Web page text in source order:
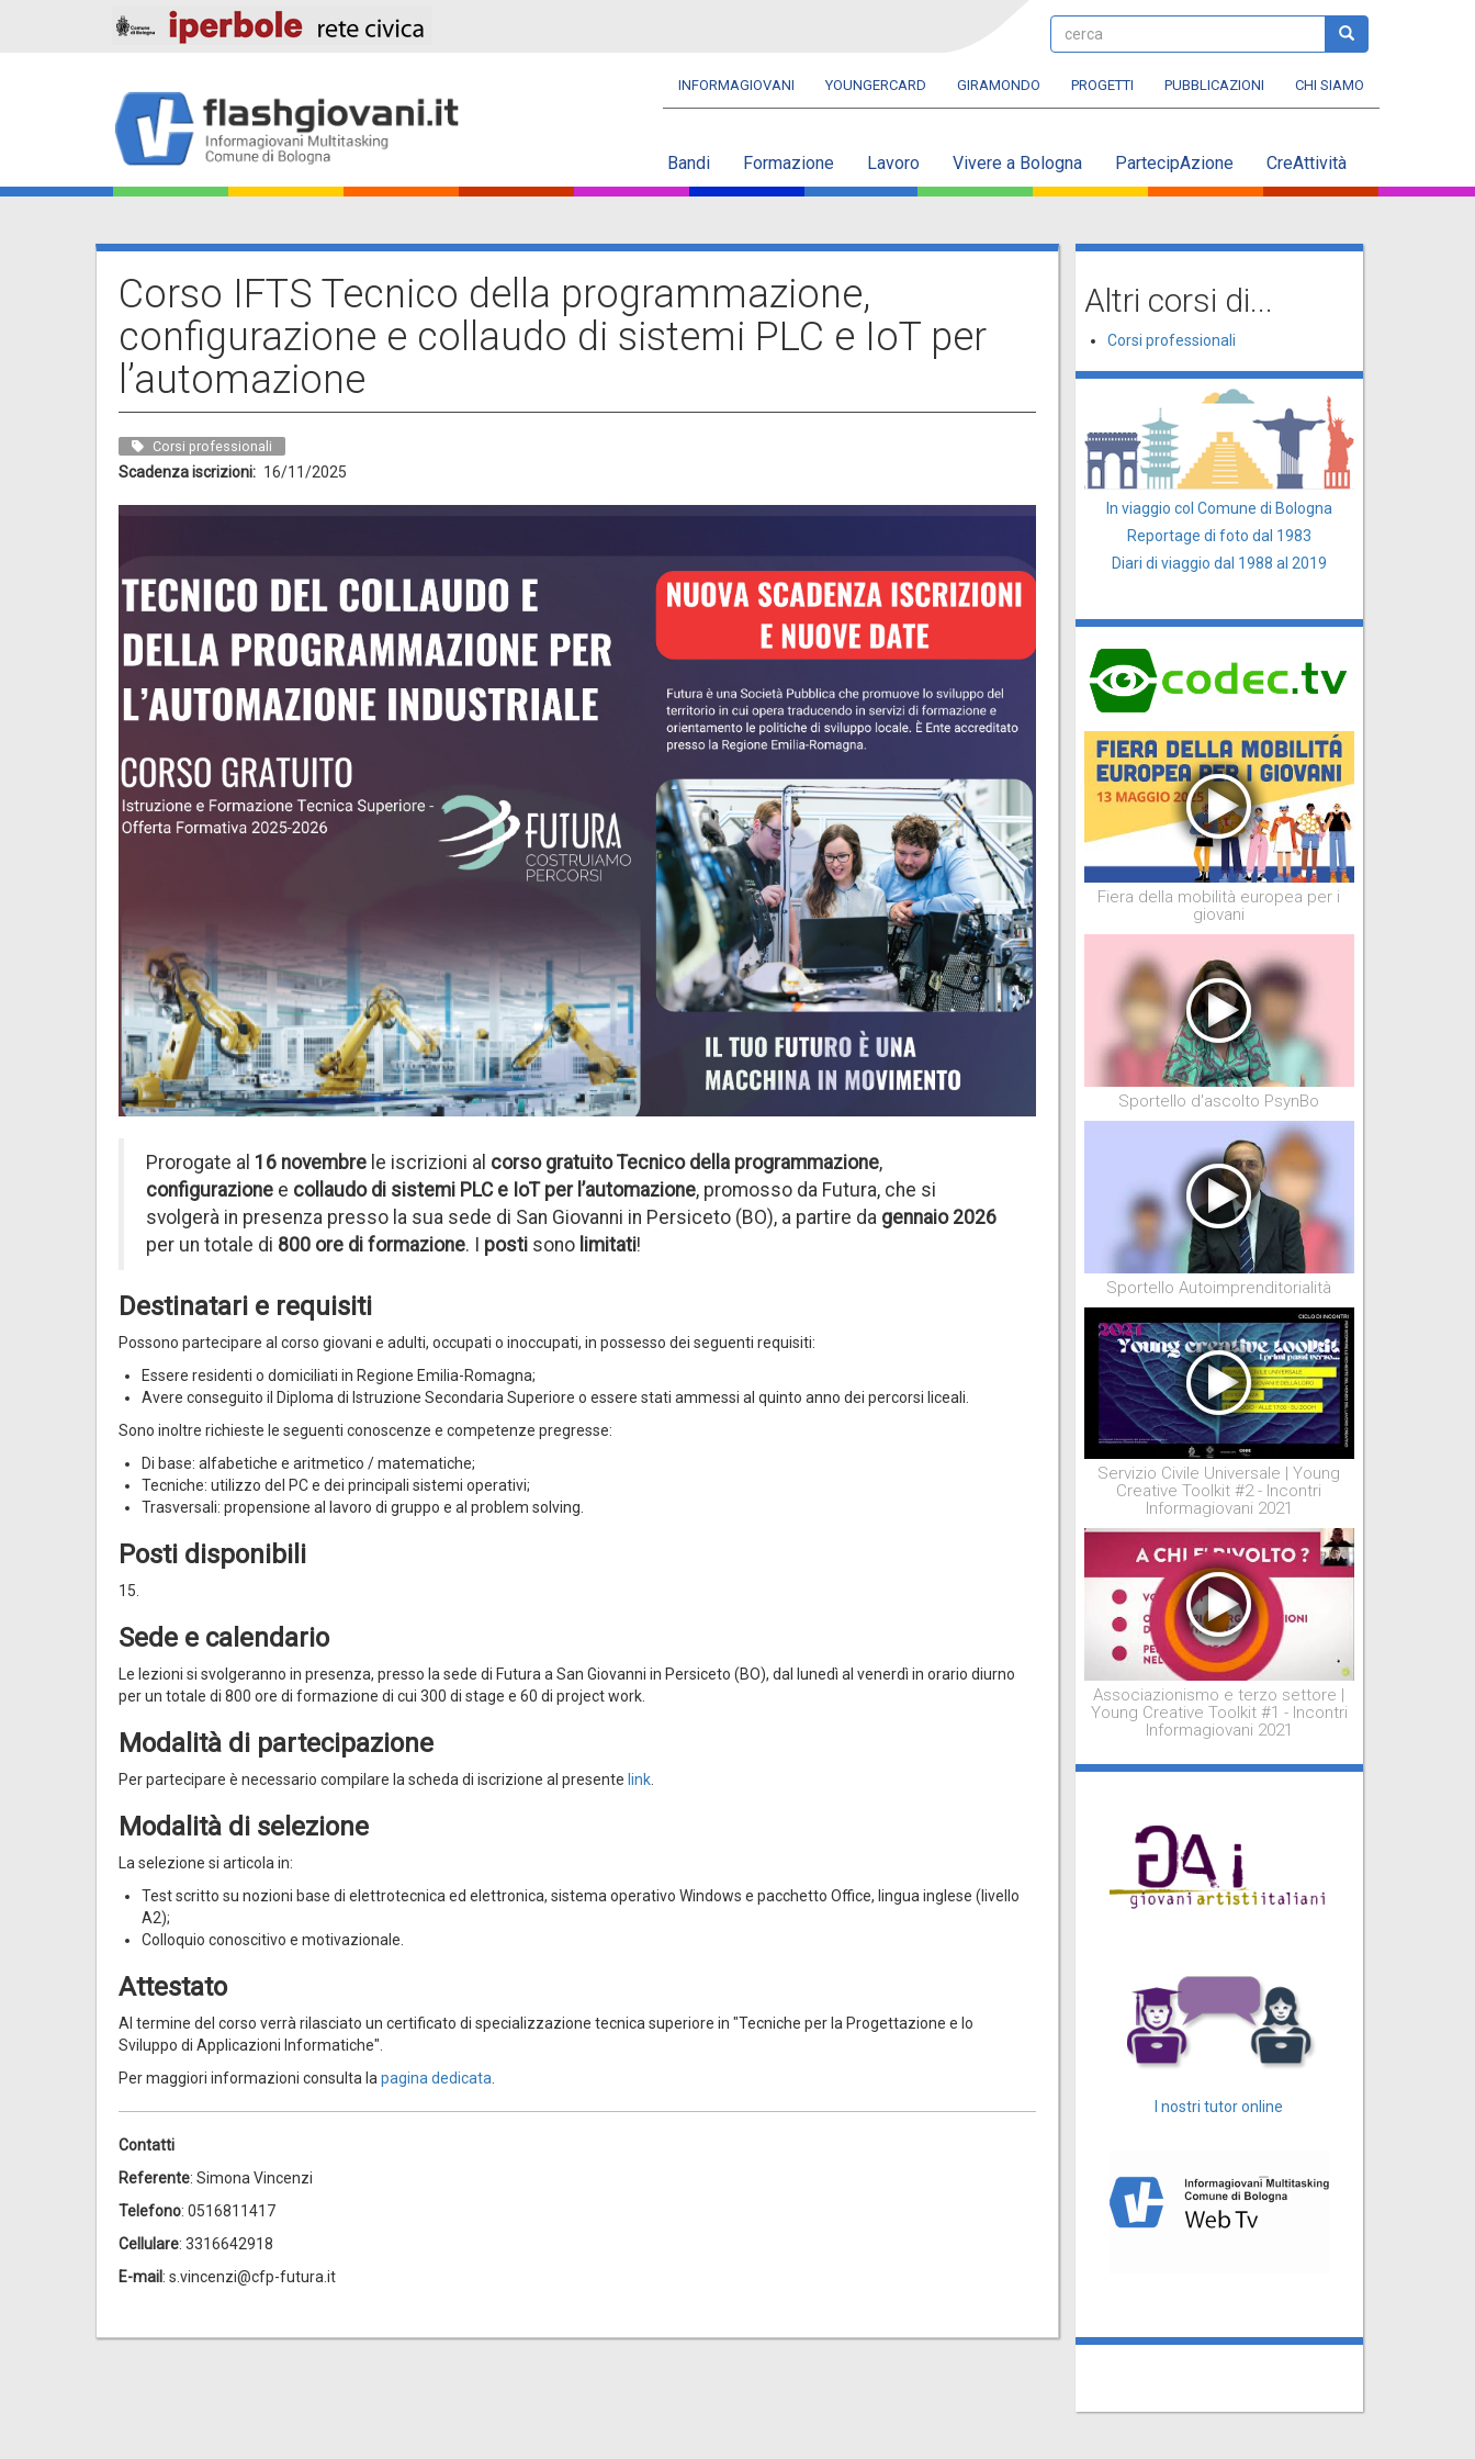
cerca cerca
Navbar
INFORMAGIOVANI YOUNGERCARD GIRAMONDO PROGETTI PUBBLICAZIONI CHI SIAMO
Main
navigation
Bandi Formazione Lavoro Vivere a Bologna PartecipAzione CreAttività
Corso IFTS Tecnico della programmazione,
configurazione e collaudo di sistemi PLC e IoT per
l’automazione
Corsi professionali
Scadenza iscrizioni 16/11/2025
Prorogate al 16 novembre le iscrizioni al corso gratuito Tecnico della programmazione,
configurazione e collaudo di sistemi PLC e IoT per l’automazione, promosso da Futura, che si
svolgerà in presenza presso la sua sede di San Giovanni in Persiceto (BO), a partire da gennaio 2026
per un totale di 800 ore di formazione. I posti sono limitati!
Destinatari e requisiti
Possono partecipare al corso giovani e adulti, occupati o inoccupati, in possesso dei seguenti requisiti:
Essere residenti o domiciliati in Regione Emilia-Romagna;
Avere conseguito il Diploma di Istruzione Secondaria Superiore o essere stati ammessi al quinto anno dei percorsi liceali.
Sono inoltre richieste le seguenti conoscenze e competenze pregresse:
Di base: alfabetiche e aritmetico / matematiche;
Tecniche: utilizzo del PC e dei principali sistemi operativi;
Trasversali: propensione al lavoro di gruppo e al problem solving.
Posti disponibili
15.
Sede e calendario
Le lezioni si svolgeranno in presenza, presso la sede di Futura a San Giovanni in Persiceto (BO), dal lunedì al venerdì in orario diurno
per un totale di 800 ore di formazione di cui 300 di stage e 60 di project work.
Modalità di partecipazione
Per partecipare è necessario compilare la scheda di iscrizione al presente link
Modalità di selezione
La selezione si articola in:
Test scritto su nozioni base di elettrotecnica ed elettronica, sistema operativo Windows e pacchetto Office, lingua inglese (livello
A2);
Colloquio conoscitivo e motivazionale.
Attestato
Al termine del corso verrà rilasciato un certificato di specializzazione tecnica superiore in "Tecniche per la Progettazione e lo
Sviluppo di Applicazioni Informatiche".
Per maggiori informazioni consulta la pagina dedicata
Contatti
Referente: Simona Vincenzi
Telefono: 0516811417
Cellulare: 3316642918
E-mail: s.vincenzi@cfp-futura.it
Altri corsi di...
Corsi professionali
In viaggio col Comune di Bologna
Reportage di foto dal 1983
Diari di viaggio dal 1988 al 2019
Fiera della mobilità europea per i
giovani
Sportello d'ascolto PsynBo
Sportello Autoimprenditorialità
Servizio Civile Universale | Young
Creative Toolkit #2 - Incontri
Informagiovani 2021
Associazionismo e terzo settore |
Young Creative Toolkit #1 - Incontri
Informagiovani 2021
I nostri tutor online